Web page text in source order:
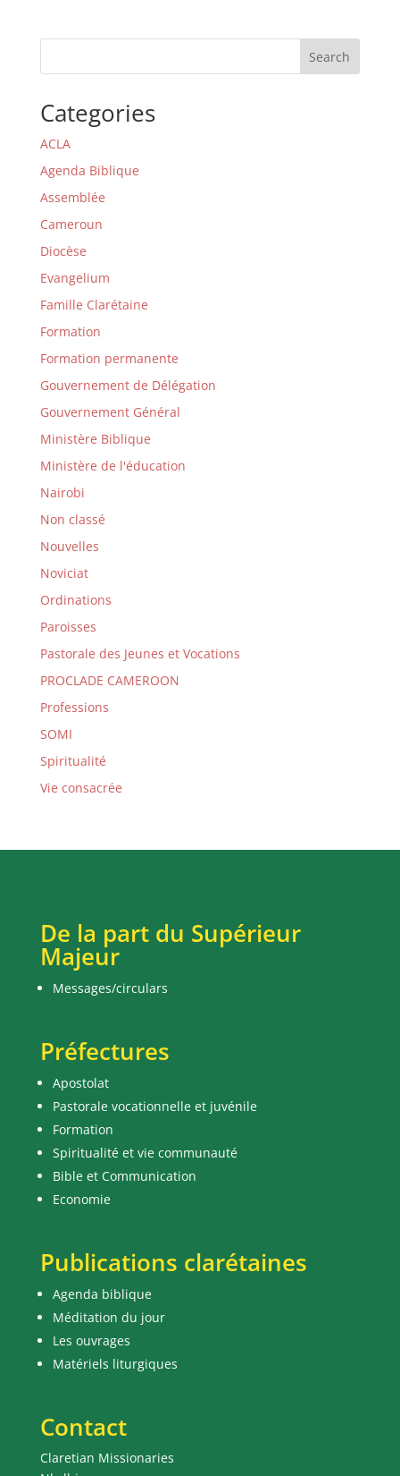
Search
Categories
ACLA
Agenda Biblique
Assemblée
Cameroun
Diocèse
Evangelium
Famille Clarétaine
Formation
Formation permanente
Gouvernement de Délégation
Gouvernement Général
Ministère Biblique
Ministère de l'éducation
Nairobi
Non classé
Nouvelles
Noviciat
Ordinations
Paroisses
Pastorale des Jeunes et Vocations
PROCLADE CAMEROON
Professions
SOMI
Spiritualité
Vie consacrée
De la part du Supérieur
Majeur
Messages/circulars
Préfectures
Apostolat
Pastorale vocationnelle et juvénile
Formation
Spiritualité et vie communauté
Bible et Communication
Economie
Publications clarétaines
Agenda biblique
Méditation du jour
Les ouvrages
Matériels liturgiques
Contact
Claretian Missionaries